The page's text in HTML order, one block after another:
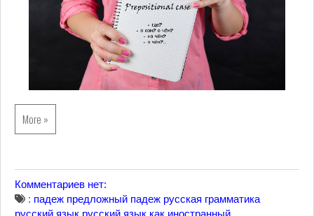
More »
Комментариев нет:
: падеж предложный падеж русская грамматика
русский язык русский язык как иностранный